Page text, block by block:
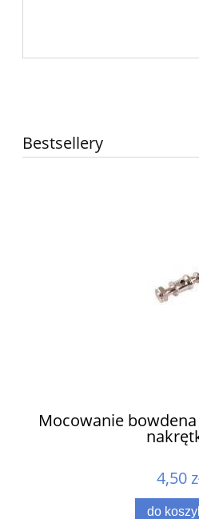
Bestsellery
Mocowanie
4,50
do